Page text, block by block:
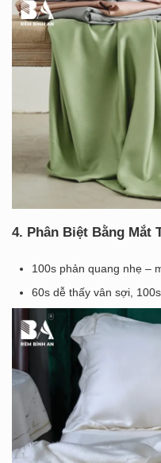
4. Phân Biệt Bằng Mắt
100s phản quang nhẹ –
60s dễ thấy vân sợi,